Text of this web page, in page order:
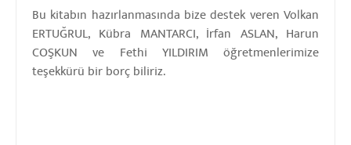
Bu kitabın hazırlanmasında bize destek veren Volkan
ERTUĞRUL, Kübra MANTARCI, İrfan ASLAN, Harun
COŞKUN ve Fethi YILDIRIM öğretmenlerimize
teşekkürü bir borç biliriz.